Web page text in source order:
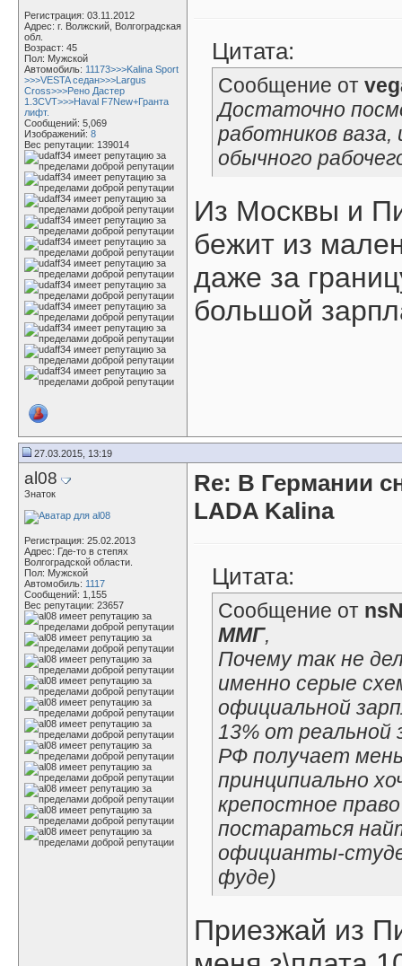
Регистрация: 03.11.2012
Адрес: г. Волжский, Волгоградская
обл.
Возраст: 45
Пол: Мужской
Автомобиль: 11173>>>Kalina Sport
>>>VESTA седан>>>Largus
Cross>>>Рено Дастер
1.3CVT>>>Haval F7New+Гранта
лифт.
Сообщений: 5,069
Изображений: 8
Вес репутации: 139014
Цитата:
Сообщение от
Достаточно
работников
обычного
Из Москвы и
бежит из
даже за
большой
27.03.2015, 13:19
al08
Знаток
Регистрация: 25.02.2013
Адрес: Где-то в степях
Волгоградской области.
Пол: Мужской
Автомобиль: 1117
Сообщений: 1,155
Вес репутации: 23657
Re: В Германии
LADA Kalina
Цитата:
Сообщение от
ММГ,
Почему так не
именно серые
официальной
13% от реальной
РФ получает
принципиально
крепостное
постараться
официанты-
фуде)
Приезжай из